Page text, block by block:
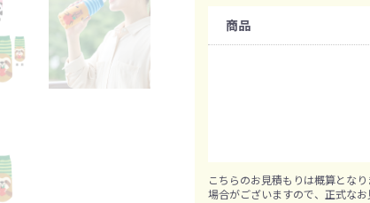
アイマスク
料
食品
会におす
ジナルグ
購入条件
商品
こちらのお見積もりは概算とな
場合がございますので、正式な